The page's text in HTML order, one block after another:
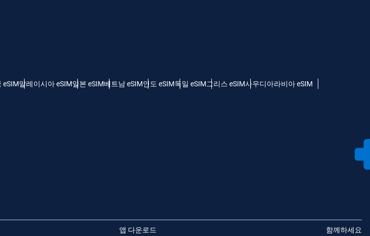
eSIM말레이시아 eSIM일본 eSIM베트남 eSIM인도 eSIM독일 eSIM그리스 eSIM사우디아라비아 eSIM
앱 다운로드 함께하세요
简体中文